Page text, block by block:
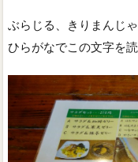
ぶらじる、きりまんじ
ひらがなでこの文字を